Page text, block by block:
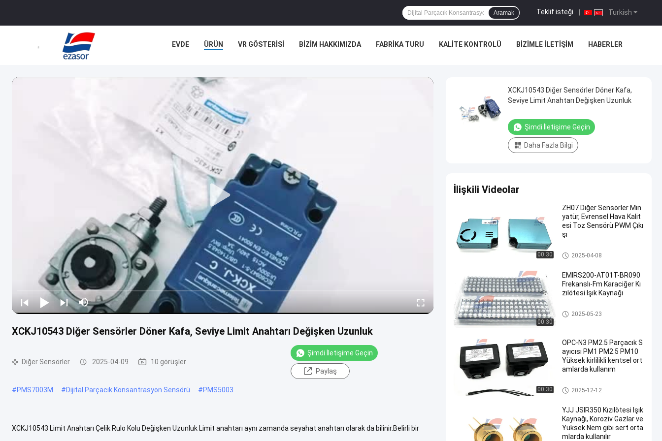
Turkish
Teklif isteği
Aramak
EVDE ÜRÜN VR GÖSTERISI BIZIM HAKKIMIZDA FABRIKA TURU KALITE KONTROLÜ BIZIMLE İLETIŞIM HABERLER
XCKJ10543 Diğer Sensörler Döner Kafa, Seviye Limit Anahtarı Değişken Uzunluk
Diğer Sensörler 2025-04-09 10 görüşler
Şimdi İletişime Geçin
Paylaş
#PMS7003M #Dijital Parçacık Konsantrasyon Sensörü #PMS5003
XCKJ10543 Limit Anahtarı Çelik Rulo Kolu Değişken Uzunluk Limit anahtarı aynı zamanda seyahat anahtarı olarak da bilinir.Belirli bir
XCKJ10543 Diğer Sensörler Döner Kafa,
Seviye Limit Anahtarı Değişken Uzunluk
Şimdi İletişime Geçin
Daha Fazla Bilgi
İlişkili Videolar
00:30
ZH07 Diğer Sensörler Min
yatür, Evrensel Hava Kalit
esi Toz Sensörü PWM Çıkı
şı
Diğer Sensörler
2025-04-08
00:30
EMIRS200-AT01T-BR090
Frekanslı-Fm Karaciğer Kı
zılötesi Işık Kaynağı
Diğer Sensörler
2025-05-23
00:30
OPC-N3 PM2.5 Parçacık S
ayıcısı PM1 PM2.5 PM10
Yüksek kirlilikli kentsel ort
amlarda kullanım
Diğer Sensörler
2025-12-12
YJJ JSIR350 Kızılötesi Işık
Kaynağı, Koroziv Gazlar ve
Yüksek Nem gibi sert orta
mlarda kullanılır